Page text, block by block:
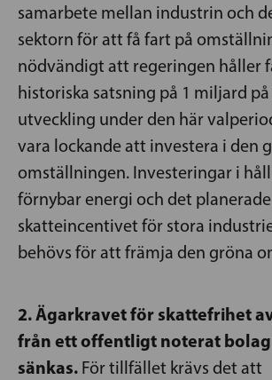
samarbete mellan industrin och
sektorn för att få fart på
nödvändigt att regeringen håller
historiska satsning på 1 miljard
utveckling under den här
vara lockande att investera i den
omställningen. Investeringar i
förnybar energi och det planerade
skatteincentivet för stora
behövs för att främja den gröna
2. Ägarkravet för skattefrihet
från ett offentligt noterat bolag
sänkas. För tillfället krävs det att